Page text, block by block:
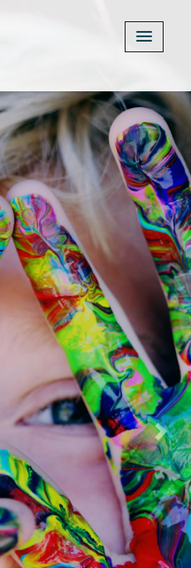
Next